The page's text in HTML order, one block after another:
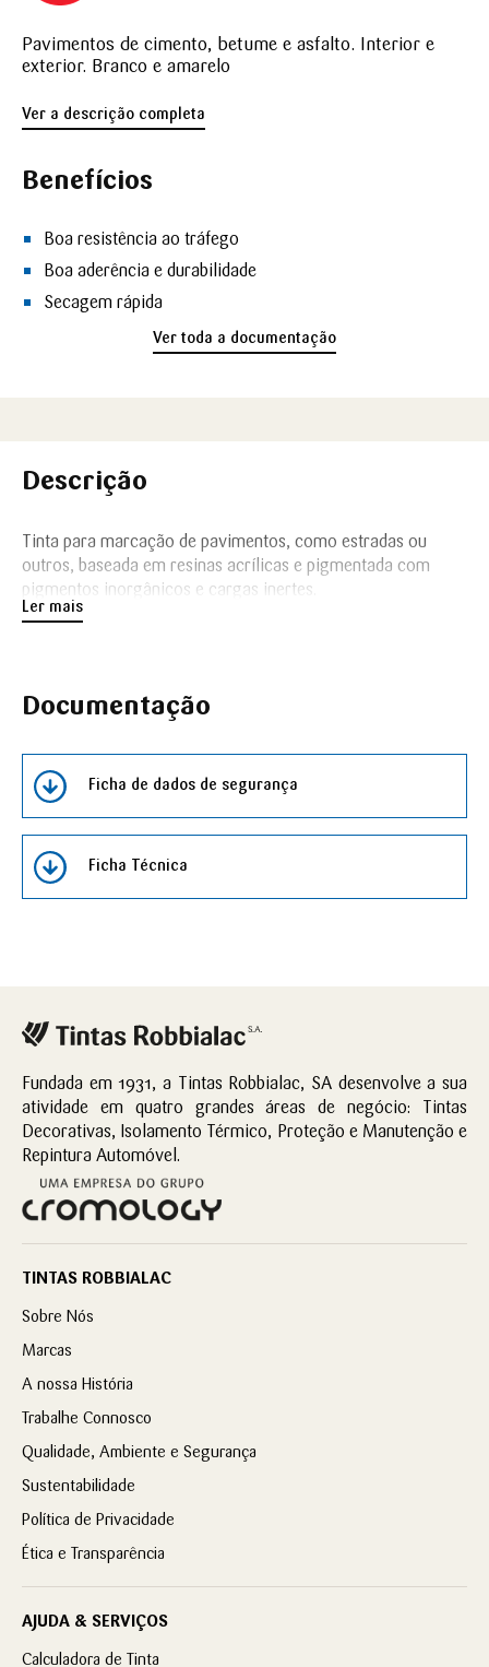
Pavimentos de cimento, betume e asfalto. Interior e
exterior. Branco e amarelo
Ver a descrição completa
Benefícios
Boa resistência ao tráfego
Boa aderência e durabilidade
Secagem rápida
Ver toda a documentação
Descrição
Tinta para marcação de pavimentos, como estradas ou
outros, baseada em resinas acrílicas e pigmentada com
pigmentos inorgânicos e cargas inertes.
Ler mais
Documentação
Ficha de dados de segurança
Ficha Técnica
Fundada em 1931, a Tintas Robbialac, SA desenvolve a sua
atividade em quatro grandes áreas de negócio: Tintas
Decorativas, Isolamento Térmico, Proteção e Manutenção e
Repintura Automóvel.
TINTAS ROBBIALAC
Sobre Nós
Marcas
A nossa História
Trabalhe Connosco
Qualidade, Ambiente e Segurança
Sustentabilidade
Política de Privacidade
Ética e Transparência
AJUDA & SERVIÇOS
Calculadora de Tinta